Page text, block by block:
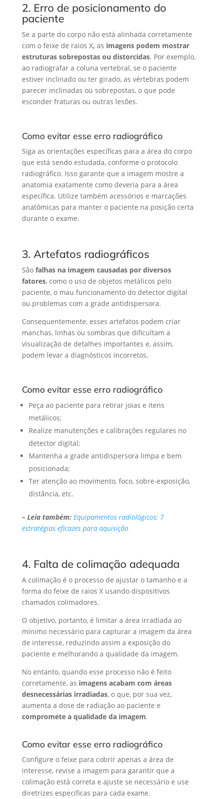
2. Erro de posicionamento do
paciente
Se a parte do corpo não está alinhada corretamente
com o feixe de raios X, as imagens podem mostrar
estruturas sobrepostas ou distorcidas. Por exemplo,
ao radiografar a coluna vertebral, se o paciente
estiver inclinado ou ter girado, as vértebras podem
parecer inclinadas ou sobrepostas, o que pode
esconder fraturas ou outras lesões.
Como evitar esse erro radiográfico
Siga as orientações específicas para a área do corpo
que está sendo estudada, conforme o protocolo
radiográfico. Isso garante que a imagem mostre a
anatomia exatamente como deveria para a área
específica. Utilize também acessórios e marcações
anatômicas para manter o paciente na posição certa
durante o exame.
3. Artefatos radiográficos
São falhas na imagem causadas por diversos
fatores, como o uso de objetos metálicos pelo
paciente, o mau funcionamento do detector digital
ou problemas com a grade antidispersora.
Consequentemente, esses artefatos podem criar
manchas, linhas ou sombras que dificultam a
visualização de detalhes importantes e, assim,
podem levar a diagnósticos incorretos.
Como evitar esse erro radiográfico
Peça ao paciente para retirar joias e itens
metálicos;
Realize manutenções e calibrações regulares no
detector digital;
Mantenha a grade antidispersora limpa e bem
posicionada;
Ter atenção ao movimento, foco, sobre-exposição,
distância, etc.
– Leia também: Equipamentos radiológicos: 7
estratégias eficazes para aquisição
4. Falta de colimação adequada
A colimação é o processo de ajustar o tamanho e a
forma do feixe de raios X usando dispositivos
chamados colimadores.
O objetivo, portanto, é limitar a área irradiada ao
mínimo necessário para capturar a imagem da área
de interesse, reduzindo assim a exposição do
paciente e melhorando a qualidade da imagem.
No entanto, quando esse processo não é feito
corretamente, as imagens acabam com áreas
desnecessárias irradiadas, o que, por sua vez,
aumenta a dose de radiação ao paciente e
compromete a qualidade da imagem.
Como evitar esse erro radiográfico
Configure o feixe para cobrir apenas a área de
interesse, revise a imagem para garantir que a
colimação está correta e ajuste se necessário e use
diretrizes específicas para cada exame.